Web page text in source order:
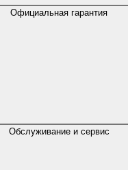
Официальная гарантия
Обслуживание и сервис